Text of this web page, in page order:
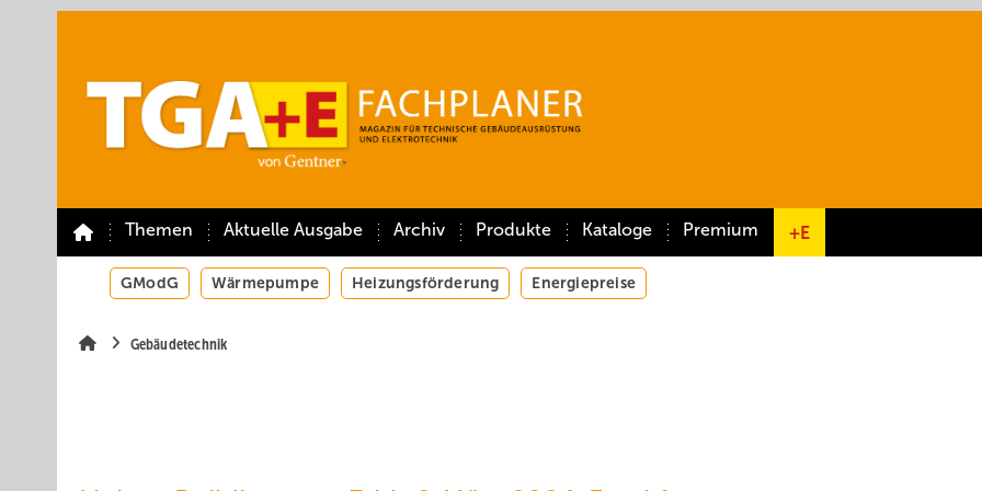
Themen Aktuelle Ausgabe Archiv Produkte Kataloge Premium +E
GModG Wärmepumpe Heizungsförderung Energiepreise
Gebäudetechnik